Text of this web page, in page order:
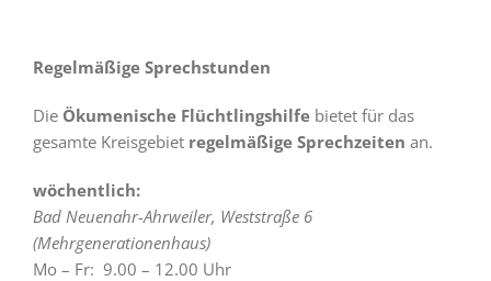
Regelmäßige Sprechstunden
Die Ökumenische Flüchtlingshilfe bietet für das
gesamte Kreisgebiet regelmäßige Sprechzeiten an.
wöchentlich:
Bad Neuenahr-Ahrweiler, Weststraße 6
(Mehrgenerationenhaus)
Mo – Fr: 9.00 – 12.00 Uhr